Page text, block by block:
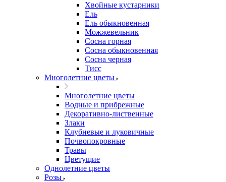
Хвойные кустарники
Ель
Ель обыкновенная
Можжевельник
Сосна горная
Сосна обыкновенная
Сосна черная
Тисс
Многолетние цветы
Многолетние цветы
Водные и прибрежные
Декоративно-лиственные
Злаки
Клубневые и луковичные
Почвопокровные
Травы
Цветущие
Однолетние цветы
Розы